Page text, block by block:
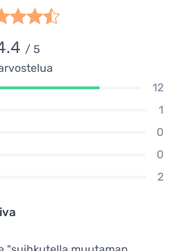
/ 5
12
1
0
0
2